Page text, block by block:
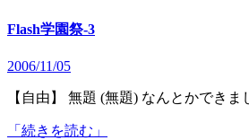
Flash学園祭-3
2006/11/05
【自由】 無題 (無題) なんとかで
「続きを読む」